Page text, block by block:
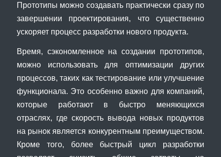
Прототипы можно создавать практически сразу по
завершении проектирования, что существенно
ускоряет процесс разработки нового продукта.
Время, сэкономленное на создании прототипов,
можно использовать для оптимизации других
процессов, таких как тестирование или улучшение
функционала. Это особенно важно для компаний,
которые работают в быстро меняющихся
отраслях, где скорость вывода новых продуктов
на рынок является конкурентным преимуществом.
Кроме того, более быстрый цикл разработки